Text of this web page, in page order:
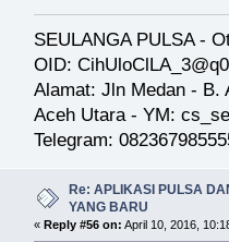
SEULANGA PULSA -
OID:
Alamat: Jln Medan - B.
Aceh Utara - YM:
Telegram:
Re: APLIKASI PULSA
YANG BARU
« Reply #56 on: April 10, 2016,